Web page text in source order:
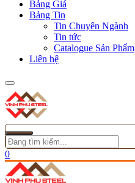
Bảng Giá
Bảng Tin
Tin Chuyên Ngành
Tin tức
Catalogue Sản Phẩm
Liên hệ
0